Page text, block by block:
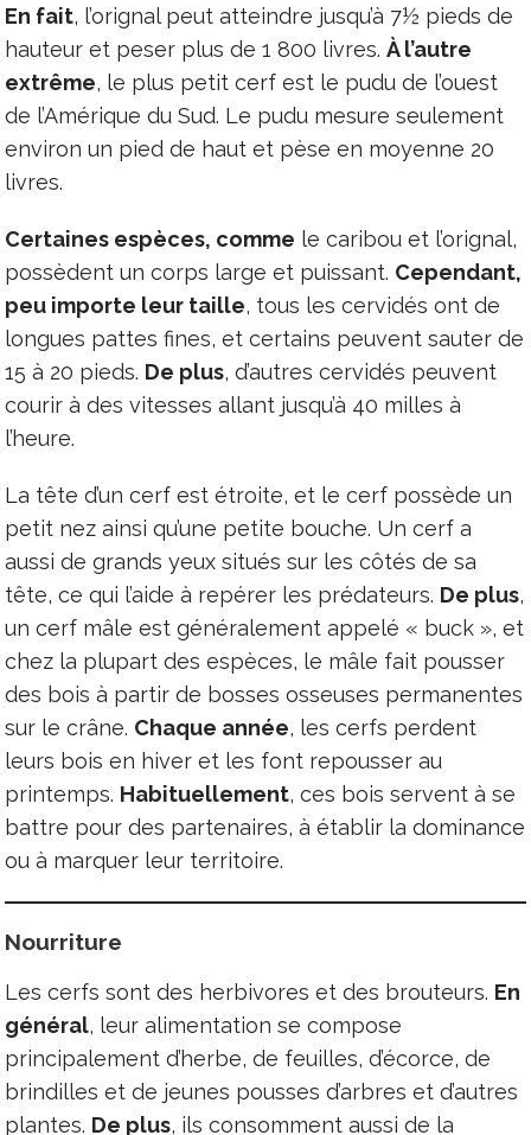
En fait, l’orignal peut atteindre jusqu’à 7½ pieds de
hauteur et peser plus de 1 800 livres. À l’autre
extrême, le plus petit cerf est le pudu de l’ouest
de l’Amérique du Sud. Le pudu mesure seulement
environ un pied de haut et pèse en moyenne 20
livres.
Certaines espèces, comme le caribou et l’orignal,
possèdent un corps large et puissant. Cependant,
peu importe leur taille, tous les cervidés ont de
longues pattes fines, et certains peuvent sauter de
15 à 20 pieds. De plus, d’autres cervidés peuvent
courir à des vitesses allant jusqu’à 40 milles à
l’heure.
La tête d’un cerf est étroite, et le cerf possède un
petit nez ainsi qu’une petite bouche. Un cerf a
aussi de grands yeux situés sur les côtés de sa
tête, ce qui l’aide à repérer les prédateurs. De plus,
un cerf mâle est généralement appelé « buck », et
chez la plupart des espèces, le mâle fait pousser
des bois à partir de bosses osseuses permanentes
sur le crâne. Chaque année, les cerfs perdent
leurs bois en hiver et les font repousser au
printemps. Habituellement, ces bois servent à se
battre pour des partenaires, à établir la dominance
ou à marquer leur territoire.
Nourriture
Les cerfs sont des herbivores et des brouteurs. En
général, leur alimentation se compose
principalement d’herbe, de feuilles, d’écorce, de
brindilles et de jeunes pousses d’arbres et d’autres
plantes. De plus, ils consomment aussi de la